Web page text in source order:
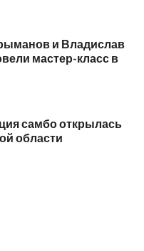
и Владислав
мастер-класс в
самбо открылась
области